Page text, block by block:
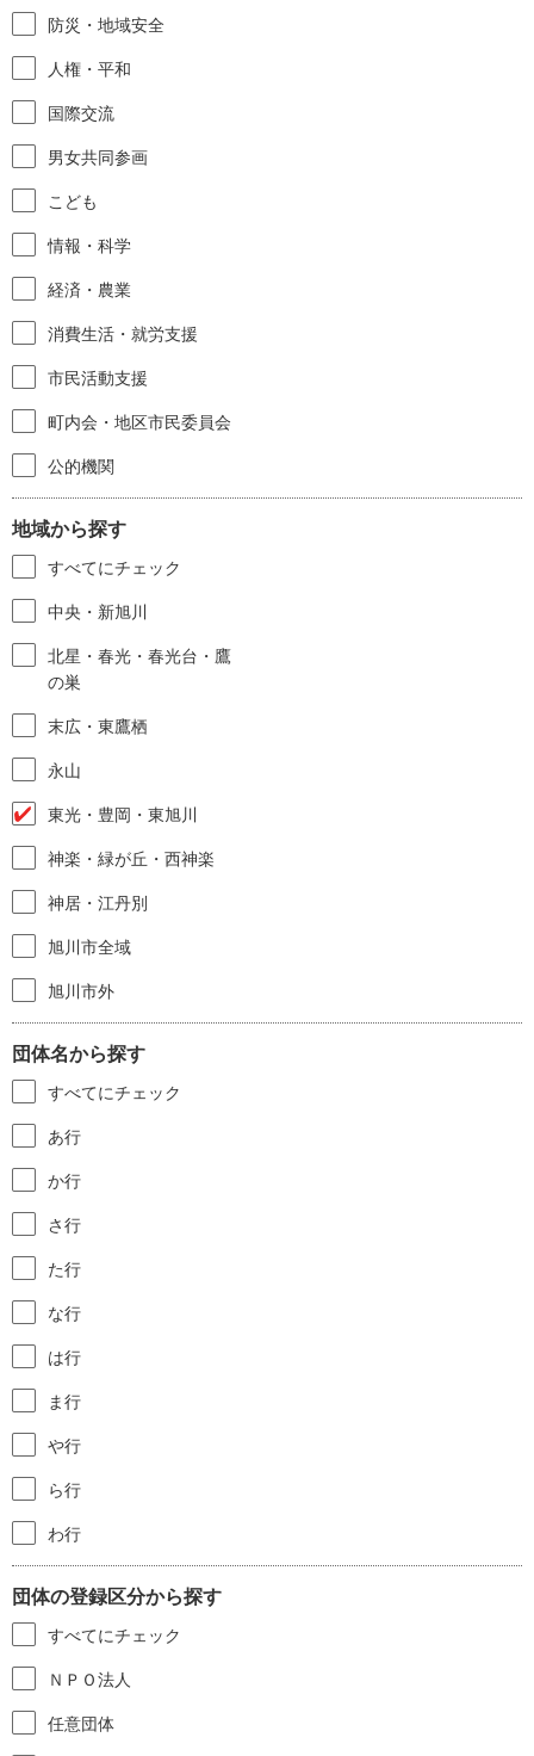
防災・地域安全
人権・平和
国際交流
男女共同参画
こども
情報・科学
経済・農業
消費生活・就労支援
市民活動支援
町内会・地区市民委員会
公的機関
地域から探す
すべてにチェック
中央・新旭川
北星・春光・春光台・鷹
の巣
末広・東鷹栖
永山
東光・豊岡・東旭川
神楽・緑が丘・西神楽
神居・江丹別
旭川市全域
旭川市外
団体名から探す
すべてにチェック
あ行
か行
さ行
た行
な行
は行
ま行
や行
ら行
わ行
団体の登録区分から探す
すべてにチェック
ＮＰＯ法人
任意団体